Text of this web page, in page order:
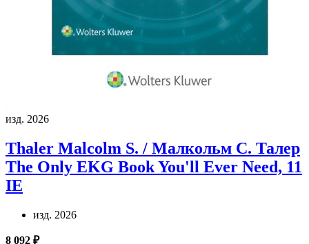
изд. 2026
Thaler Malcolm S. / Малкольм С. Талер
The Only EKG Book You'll Ever Need, 11
IE
изд. 2026
8 092 ₽